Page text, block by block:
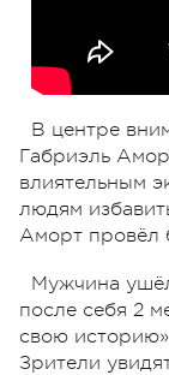
В центре
Габриэль
влиятельным
людям
Аморт провёл
Мужчина
после себя 2
свою
Зрители